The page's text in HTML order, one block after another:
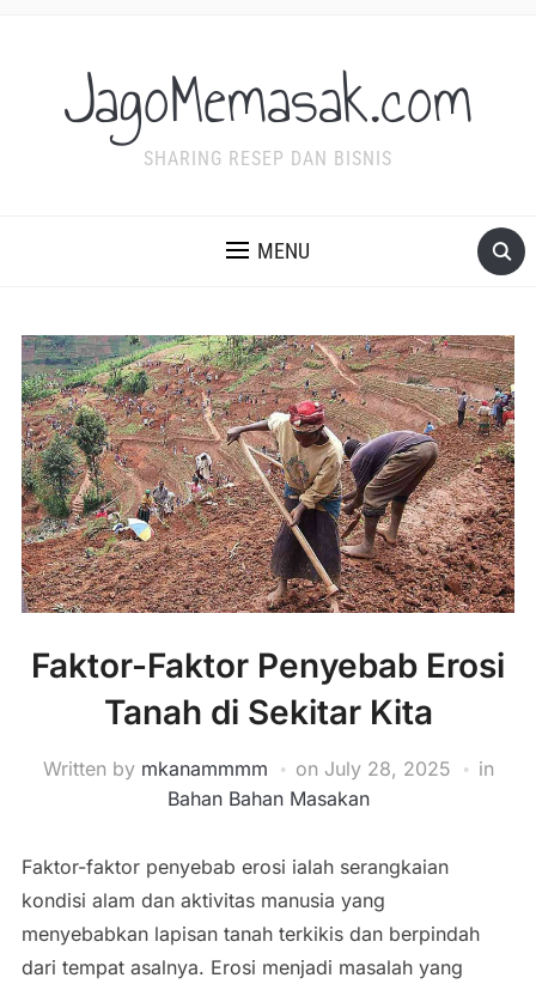
JagoMemasak.com
SHARING RESEP DAN BISNIS
MENU
Faktor-Faktor Penyebab Erosi
Tanah di Sekitar Kita
Written by mkanammmm on July 28, 2025
in
Bahan Bahan Masakan
Faktor-faktor penyebab erosi ialah serangkaian
kondisi alam dan aktivitas manusia yang
menyebabkan lapisan tanah terkikis dan berpindah
dari tempat asalnya. Erosi menjadi masalah yang